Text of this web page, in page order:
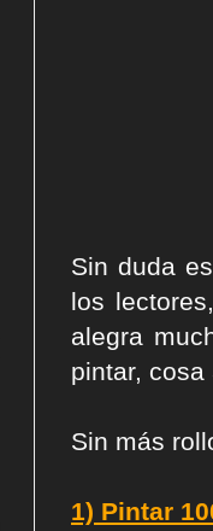
Sin duda
los
alegra
pintar,
Sin más
1) Pintar